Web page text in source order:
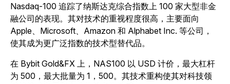
Nasdaq-100 追踪了纳斯达克综合指数上 100 家大型非金
融公司的表现。其对技术的重视程度很高，主要面向
Apple、Microsoft、Amazon 和 Alphabet Inc. 等公司，
使其成为更广泛指数的技术型替代品。
在 Bybit Gold&FX 上，NAS100 以 USD 计价，最大杠杆
为 500，最大批量为 1，500。其技术重构使其对科技领